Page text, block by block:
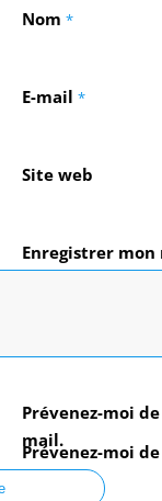
Nom *
E-mail *
Site web
Enregistrer
Prévenez-moi
mail.
Prévenez-moi